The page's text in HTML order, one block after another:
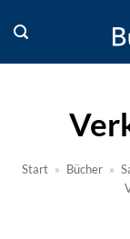
Inhalt
springen
Start » Bücher »